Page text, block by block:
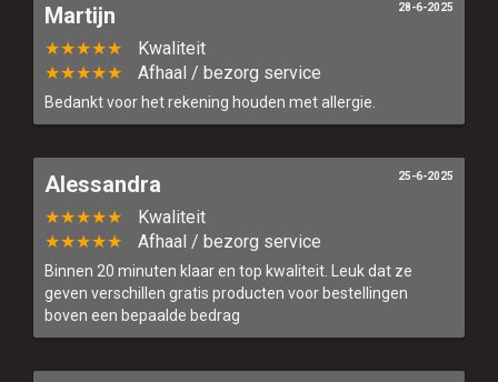
Martijn
★★★★★
Kwaliteit
★★★★★
Afhaal / bezorg service
Bedankt voor het rekening houden met allergie.
28-6-2025
Alessandra
★★★★★
Kwaliteit
★★★★★
Afhaal / bezorg service
Binnen 20 minuten klaar en top kwaliteit. Leuk dat ze
geven verschillen gratis producten voor bestellingen
boven een bepaalde bedrag
25-6-2025